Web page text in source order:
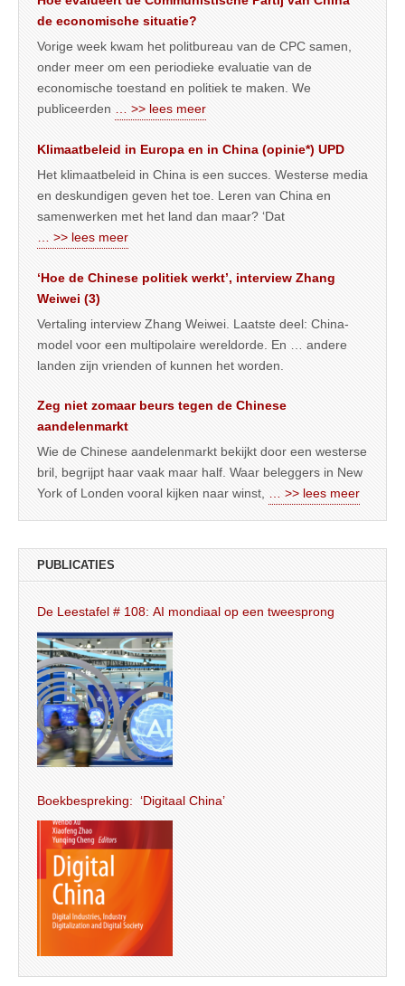
de economische situatie?
Vorige week kwam het politbureau van de CPC samen,
onder meer om een periodieke evaluatie van de
economische toestand en politiek te maken. We
publiceerden
… >> lees meer
Klimaatbeleid in Europa en in China (opinie*) UPD
Het klimaatbeleid in China is een succes. Westerse media
en deskundigen geven het toe. Leren van China en
samenwerken met het land dan maar? ‘Dat
… >> lees meer
‘Hoe de Chinese politiek werkt’, interview Zhang
Weiwei (3)
Vertaling interview Zhang Weiwei. Laatste deel: China-
model voor een multipolaire wereldorde. En … andere
landen zijn vrienden of kunnen het worden.
Zeg niet zomaar beurs tegen de Chinese
aandelenmarkt
Wie de Chinese aandelenmarkt bekijkt door een westerse
bril, begrijpt haar vaak maar half. Waar beleggers in New
York of Londen vooral kijken naar winst,
… >> lees meer
PUBLICATIES
De Leestafel # 108: AI mondiaal op een tweesprong
Boekbespreking: ‘Digitaal China’